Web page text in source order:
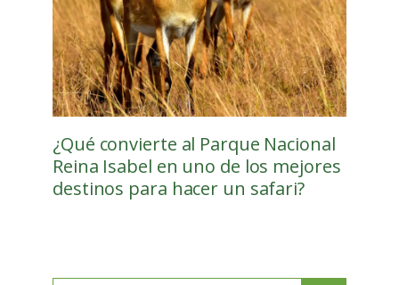
¿Qué convierte al Parque Nacional
Reina Isabel en uno de los mejores
destinos para hacer un safari?